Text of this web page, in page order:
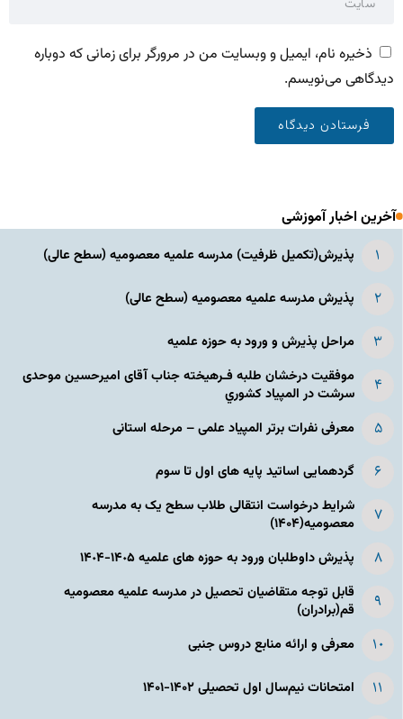
ذخیره نام، ایمیل و وبسایت من در مرورگر برای زمانی که دوباره
دیدگاهی می‌نویسم.
آخرین اخبار آموزشی
پذیرش(تکمیل ظرفیت) مدرسه علمیه معصومیه‌ (سطح عالی)
پذیرش مدرسه علمیه معصومیه‌ (سطح عالی)
مراحل پذیرش و ورود به حوزه علمیه
موفقیت درخشان طلبه فـرهیخته جناب آقای امیرحسین موحدی
سرشت در المپياد كشوري
معرفی نفرات برتر المپیاد علمی – مرحله استانی
گردهمایی اساتید پایه های اول تا سوم
شرایط درخواست انتقالی طلاب سطح یک به مدرسه
معصومیه(۱۴۰۴)
پذیرش داوطلبان ورود به حوزه های علمیه ١۴٠۵-١۴٠۴
قابل توجه متقاضیان تحصیل در مدرسه علمیه معصومیه
قم(برادران)
معرفی و ارائه منابع دروس جنبی
امتحانات نیم‌سال اول تحصیلی ۱۴۰۲-۱۴۰۱